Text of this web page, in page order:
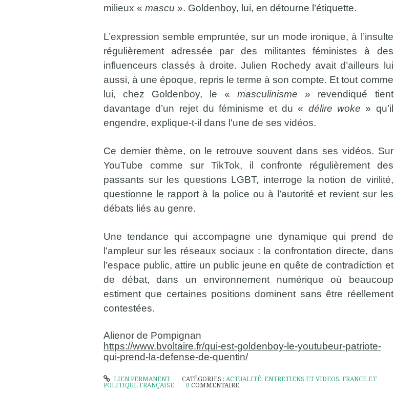
milieux « mascu ». Goldenboy, lui, en détourne l’étiquette.
L’expression semble empruntée, sur un mode ironique, à l’insulte
régulièrement adressée par des militantes féministes à des
influenceurs classés à droite. Julien Rochedy avait d’ailleurs lui
aussi, à une époque, repris le terme à son compte. Et tout comme
lui, chez Goldenboy, le «masculinisme » revendiqué tient
davantage d’un rejet du féminisme et du « délire woke » qu’il
engendre, explique-t-il dans l'une de ses vidéos.
Ce dernier thème, on le retrouve souvent dans ses vidéos. Sur
YouTube comme sur TikTok, il confronte régulièrement des
passants sur les questions LGBT, interroge la notion de virilité,
questionne le rapport à la police ou à l’autorité et revient sur les
débats liés au genre.
Une tendance qui accompagne une dynamique qui prend de
l'ampleur sur les réseaux sociaux : la confrontation directe, dans
l’espace public, attire un public jeune en quête de contradiction et
de débat, dans un environnement numérique où beaucoup
estiment que certaines positions dominent sans être réellement
contestées.
Alienor de Pompignan
https://www.bvoltaire.fr/qui-est-goldenboy-le-youtubeur-patriote-
qui-prend-la-defense-de-quentin/
LIEN PERMANENT CATÉGORIES :ACTUALITÉ,ENTRETIENS ET VIDEOS,FRANCE ET
POLITIQUE FRANÇAISE 0 COMMENTAIRE